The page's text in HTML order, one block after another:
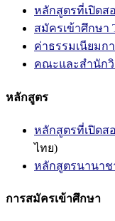
หลักสูตรที่เปิดส
สมัครเข้าศึกษา
ค่าธรรมเนียมก
คณะและสำนัก
หลักสูตร
หลักสูตรที่เปิดส
ไทย)
หลักสูตรนานาช
การสมัครเข้าศึกษา